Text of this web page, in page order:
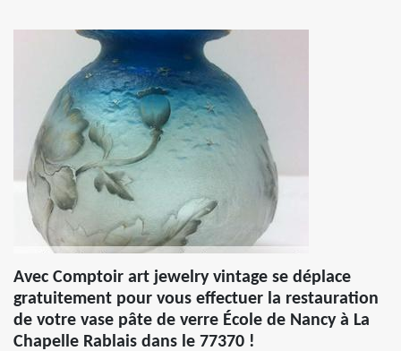
Avec Comptoir art jewelry vintage se déplace
gratuitement pour vous effectuer la restauration
de votre vase pâte de verre École de Nancy à La
Chapelle Rablais dans le 77370 !